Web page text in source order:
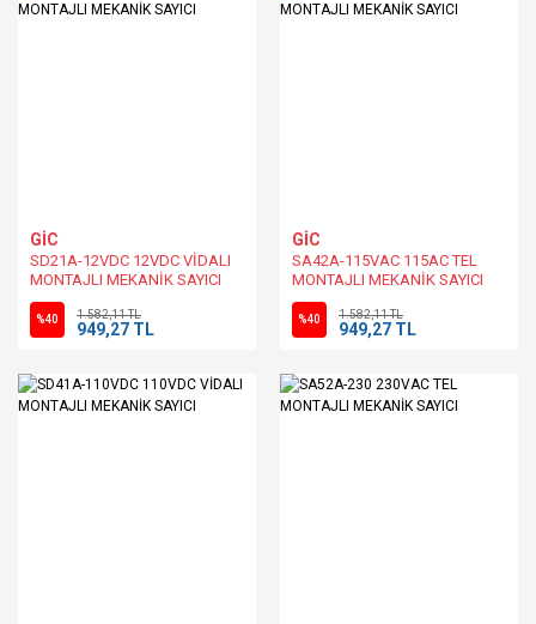
GİC
SD21A-12VDC 12VDC VİDALI
MONTAJLI MEKANİK SAYICI
%40 1.582,11 TL
949,27 TL
GİC
SA42A-115VAC 115AC TEL
MONTAJLI MEKANİK SAYICI
%40 1.582,11 TL
949,27 TL